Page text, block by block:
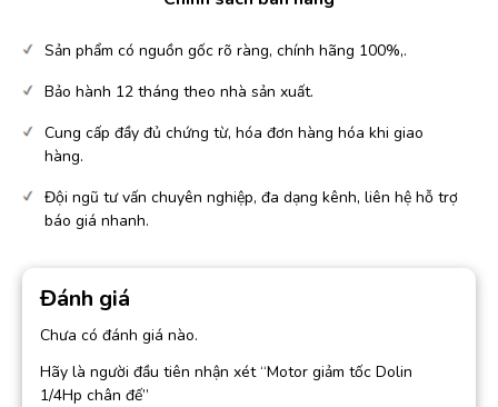
Sản phẩm có nguồn gốc rõ ràng, chính hãng 100%,.
Bảo hành 12 tháng theo nhà sản xuất.
Cung cấp đầy đủ chứng từ, hóa đơn hàng hóa khi giao
hàng.
Đội ngũ tư vấn chuyên nghiệp, đa dạng kênh, liên hệ hỗ trợ
báo giá nhanh.
Đánh giá
Chưa có đánh giá nào.
Hãy là người đầu tiên nhận xét “Motor giảm tốc Dolin
1/4Hp chân đế”